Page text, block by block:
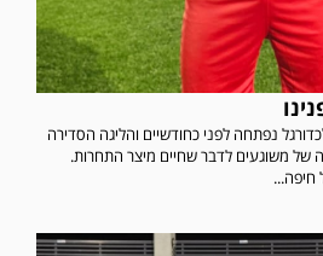
נפתחה לפני כחודשיים והליגה הסדירה
של משוגעים לדבר שחיים מיצר התחרות.
חיפה...